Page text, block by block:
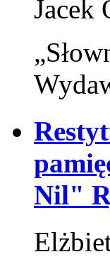
Jacek
Nil"